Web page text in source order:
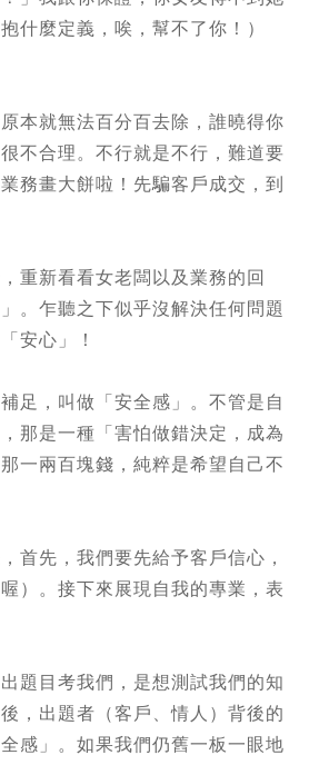
什麼定義，唉，幫不了你！）
本就無法百分百去除，誰曉得你
不合理。不行就是不行，難道要
務畫大餅啦！先騙客戶成交，到
重新看看女老闆以及業務的回
。乍聽之下似乎沒解決任何問題
安心」！
足，叫做「安全感」。不管是自
那是一種「害怕做錯決定，成為
一兩百塊錢，純粹是希望自己不
首先，我們要先給予客戶信心，
）。接下來展現自我的專業，表
題目考我們，是想測試我們的知
，出題者（客戶、情人）背後的
感」。如果我們仍舊一板一眼地